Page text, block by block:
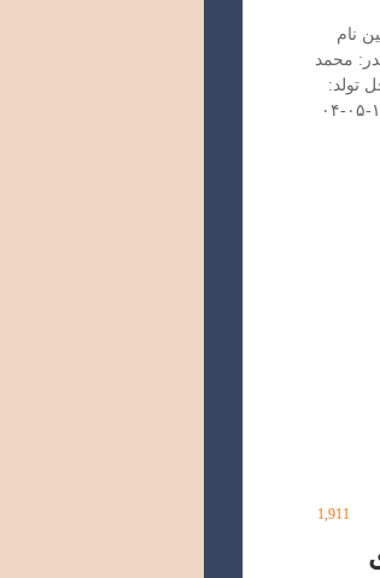
نام
محمد
۱۳۴۳-۱۰-۰۵ محل تولد:
فردوس تاریخ شهادت: ۱۳۶۳-۰۵-۰۴
1,911